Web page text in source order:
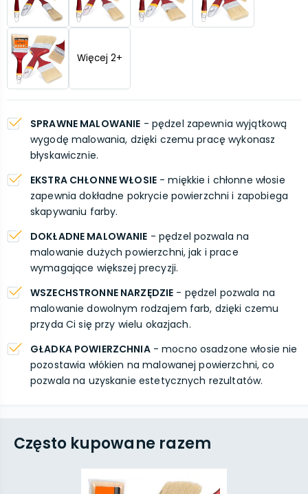
Więcej 2+
SPRAWNE MALOWANIE - pędzel zapewnia wyjątkową
wygodę malowania, dzięki czemu pracę wykonasz
błyskawicznie.
EKSTRA CHŁONNE WŁOSIE- miękkie i chłonne włosie
zapewnia dokładne pokrycie powierzchni i zapobiega
skapywaniu farby.
DOKŁADNE MALOWANIE - pędzel pozwala na
malowanie dużych powierzchni, jak i prace
wymagające większej precyzji.
WSZECHSTRONNE NARZĘDZIE - pędzel pozwala na
malowanie dowolnym rodzajem farb, dzięki czemu
przyda Ci się przy wielu okazjach.
GŁADKA POWIERZCHNIA- mocno osadzone włosie nie
pozostawia włókien na malowanej powierzchni, co
pozwala na uzyskanie estetycznych rezultatów.
Często kupowane razem